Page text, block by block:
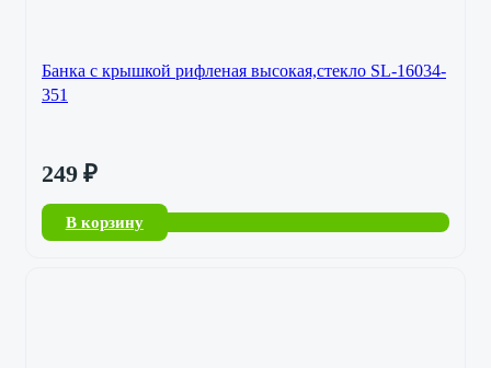
Банка с крышкой рифленая высокая,стекло SL-16034-
351
249 ₽
В корзину